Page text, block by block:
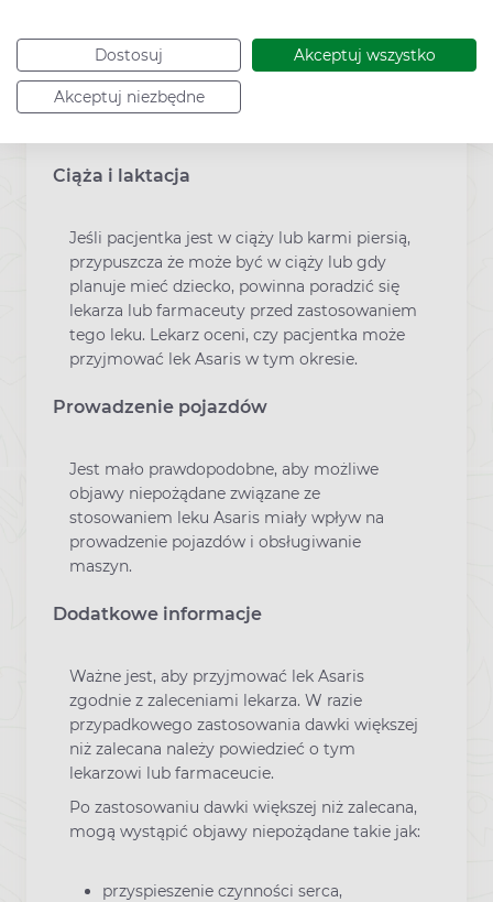
Dostosuj Akceptuj wszystko
Akceptuj niezbędne
Jeżeli stwierdzono wcześniej u pacjenta
nietolerancję niektórych cukrów, pacjent
powinien skontaktować się z lekarzem przed
Ciąża i laktacja
Jeśli pacjentka jest w ciąży lub karmi piersią,
przypuszcza że może być w ciąży lub gdy
planuje mieć dziecko, powinna poradzić się
lekarza lub farmaceuty przed zastosowaniem
tego leku. Lekarz oceni, czy pacjentka może
przyjmować lek Asaris w tym okresie.
Prowadzenie pojazdów
Jest mało prawdopodobne, aby możliwe
objawy niepożądane związane ze
stosowaniem leku Asaris miały wpływ na
prowadzenie pojazdów i obsługiwanie
maszyn.
Dodatkowe informacje
Ważne jest, aby przyjmować lek Asaris
zgodnie z zaleceniami lekarza. W razie
przypadkowego zastosowania dawki większej
niż zalecana należy powiedzieć o tym
lekarzowi lub farmaceucie.
Po zastosowaniu dawki większej niż zalecana,
mogą wystąpić objawy niepożądane takie jak:
przyspieszenie czynności serca,